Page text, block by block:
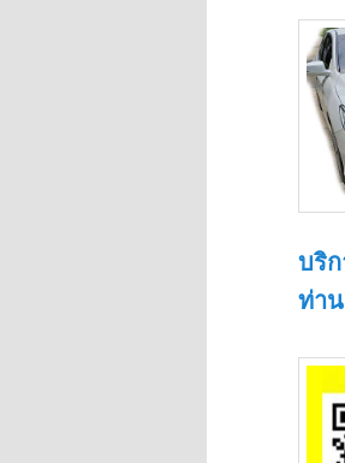
บริ
ท่า